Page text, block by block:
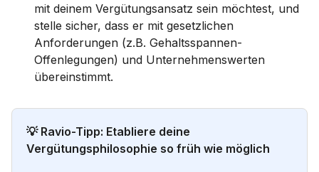
mit deinem Vergütungsansatz sein möchtest, und
stelle sicher, dass er mit gesetzlichen
Anforderungen (z.B. Gehaltsspannen-
Offenlegungen) und Unternehmenswerten
übereinstimmt.
💡 Ravio-Tipp: Etabliere deine
Vergütungsphilosophie so früh wie möglich